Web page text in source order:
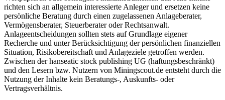
richten sich an allgemein interessierte Anleger und ersetzen keine
persönliche Beratung durch einen zugelassenen Anlageberater,
Vermögensberater, Steuerberater oder Rechtsanwalt.
Anlageentscheidungen sollten stets auf Grundlage eigener
Recherche und unter Berücksichtigung der persönlichen finanziellen
Situation, Risikobereitschaft und Anlageziele getroffen werden.
Zwischen der hanseatic stock publishing UG (haftungsbeschränkt)
und den Lesern bzw. Nutzern von Miningscout.de entsteht durch die
Nutzung der Inhalte kein Beratungs-, Auskunfts- oder
Vertragsverhältnis.